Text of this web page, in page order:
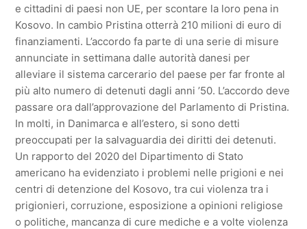
e cittadini di paesi non UE, per scontare la loro pena in
Kosovo. In cambio Pristina otterrà 210 milioni di euro di
finanziamenti. L’accordo fa parte di una serie di misure
annunciate in settimana dalle autorità danesi per
alleviare il sistema carcerario del paese per far fronte al
più alto numero di detenuti dagli anni ’50. L’accordo deve
passare ora dall’approvazione del Parlamento di Pristina.
In molti, in Danimarca e all’estero, si sono detti
preoccupati per la salvaguardia dei diritti dei detenuti.
Un rapporto del 2020 del Dipartimento di Stato
americano ha evidenziato i problemi nelle prigioni e nei
centri di detenzione del Kosovo, tra cui violenza tra i
prigionieri, corruzione, esposizione a opinioni religiose
o politiche, mancanza di cure mediche e a volte violenza